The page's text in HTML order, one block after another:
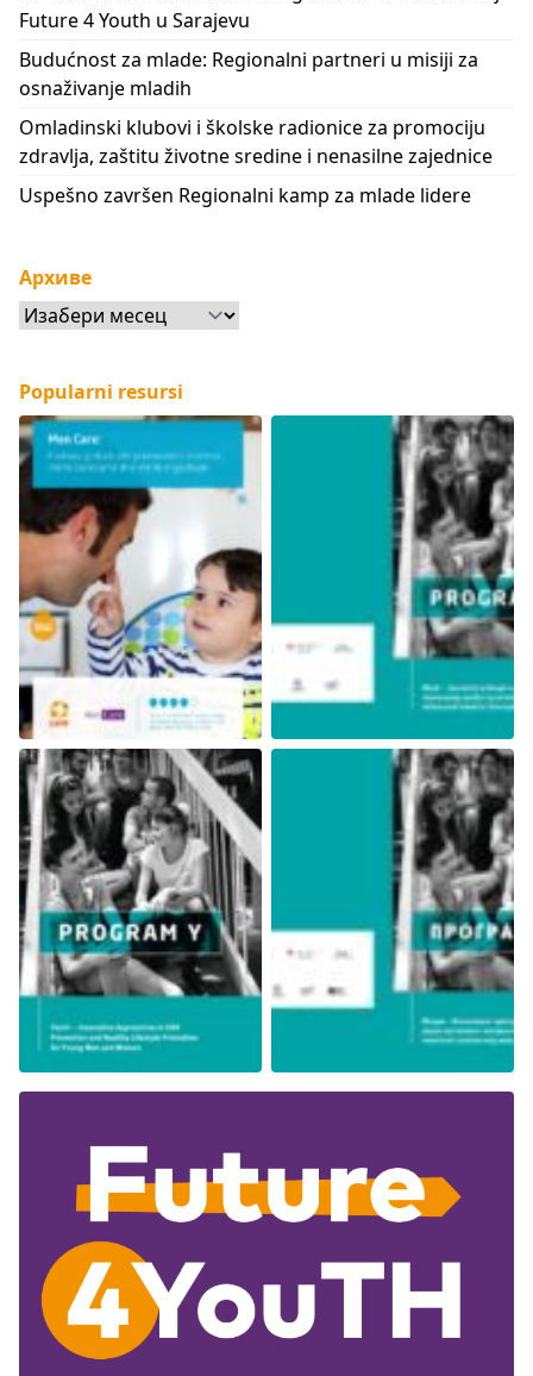
Future 4 Youth u Sarajevu
Budućnost za mlade: Regionalni partneri u misiji za
osnaživanje mladih
Omladinski klubovi i školske radionice za promociju
zdravlja, zaštitu životne sredine i nenasilne zajednice
Uspešno završen Regionalni kamp za mlade lidere
Архиве
Архиве
Popularni resursi